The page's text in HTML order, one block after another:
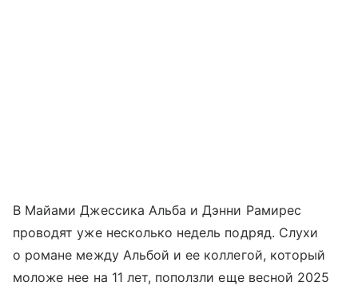
В Майами Джессика Альба и Дэнни Рамирес
проводят уже несколько недель подряд. Слухи
о романе между Альбой и ее коллегой, который
моложе нее на 11 лет, поползли еще весной 2025